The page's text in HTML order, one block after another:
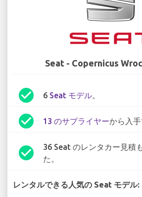
Seat - Copernicus
check_circle 6 Seat モデル。
check_circle 13 のサプライヤーから入手
check_circle
36 Seat のレンタカー見積
た。
レンタルできる人気の Seat モデル: